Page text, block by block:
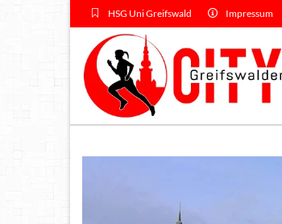
HSG Uni Greifswald Impressum